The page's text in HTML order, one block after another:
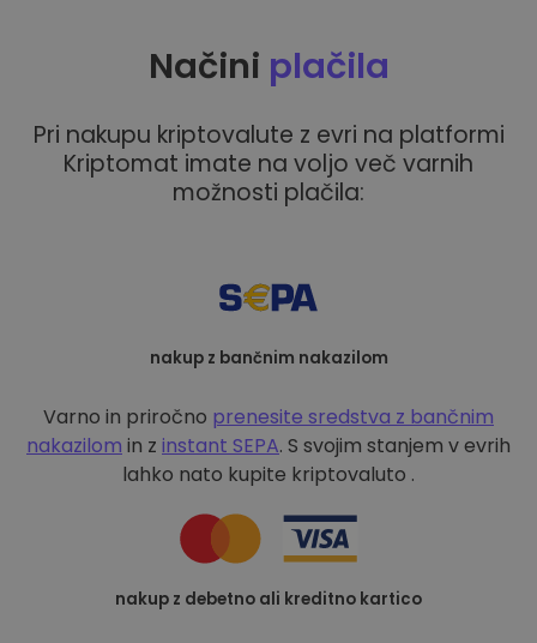
Načini plačila
Pri nakupu kriptovalute z evri na platformi
Kriptomat imate na voljo več varnih
možnosti plačila:
nakup z bančnim nakazilom
Varno in priročno prenesite sredstva z bančnim
nakazilom in z instant SEPA. S svojim stanjem v evrih
lahko nato kupite kriptovaluto .
nakup z debetno ali kreditno kartico